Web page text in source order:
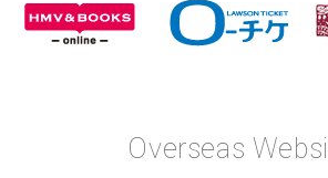
Overseas